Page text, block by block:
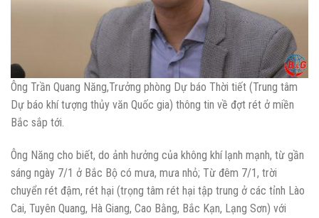
Ông Trần Quang Năng,Trưởng phòng Dự báo Thời tiết (Trung tâm
Dự báo khí tượng thủy văn Quốc gia) thông tin về đợt rét ở miền
Bắc sắp tới.
Ông Năng cho biết, do ảnh hưởng của không khí lạnh mạnh, từ gần
sáng ngày 7/1 ở Bắc Bộ có mưa, mưa nhỏ; Từ đêm 7/1, trời
chuyển rét đậm, rét hại (trọng tâm rét hại tập trung ở các tỉnh Lào
Cai, Tuyên Quang, Hà Giang, Cao Bằng, Bắc Kạn, Lạng Sơn) với